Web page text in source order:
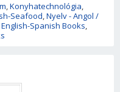
,Konyhatechnológia,
Seafood,Nyelv - Angol /
Spanish Books,